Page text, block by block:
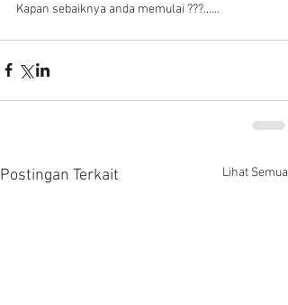
Kapan sebaiknya anda memulai ???……
Postingan Terkait Lihat Semua